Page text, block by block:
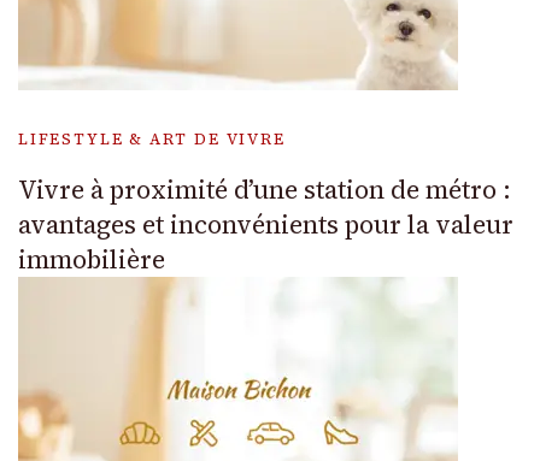
LIFESTYLE & ART DE VIVRE
Vivre à proximité d’une station de métro :
avantages et inconvénients pour la valeur
immobilière